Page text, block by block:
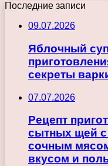
Последние записи
09.07.2026
Яблочный
секреты
07.07.2026
Рецепт
сытных щей с
сочным
вкусом и